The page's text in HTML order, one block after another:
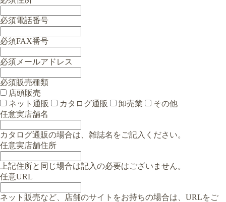
必須電話番号
必須FAX番号
必須 メールアドレス
必須販売種類
店頭販売
ネット通販
カタログ通販 卸売業
その他
任意実店舗名
カタログ通販の場合は、雑誌名をご記入ください。
任意実店舗住所
上記住所と同じ場合は記入の必要はございません。
任意URL
ネット販売など、店舗のサイトをお持ちの場合は、URLをご